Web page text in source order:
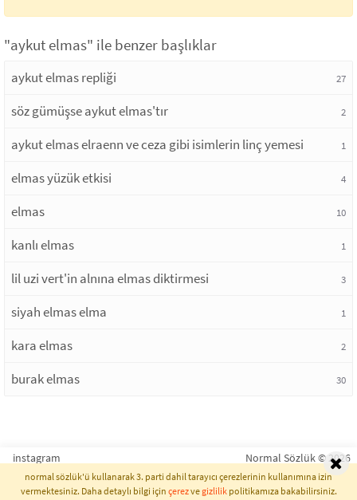
"aykut elmas" ile benzer başlıklar
aykut elmas repliği 27
söz gümüşse aykut elmas'tır 2
aykut elmas elraenn ve ceza gibi isimlerin linç yemesi 1
elmas yüzük etkisi 4
elmas 10
kanlı elmas 1
lil uzi vert'in alnına elmas diktirmesi 3
siyah elmas elma 1
kara elmas 2
burak elmas 30
instagram Normal Sözlük © 2026
normal sözlük'ü kullanarak 3. parti dahil tarayıcı çerezlerinin kullanımına izin
vermektesiniz. Daha detaylı bilgi için çerezvegizlilikpolitikamıza bakabilirsiniz.